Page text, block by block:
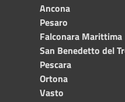
Ancona
Pesaro
Falconara Marittima
San Benedetto del
Pescara
Ortona
Vasto